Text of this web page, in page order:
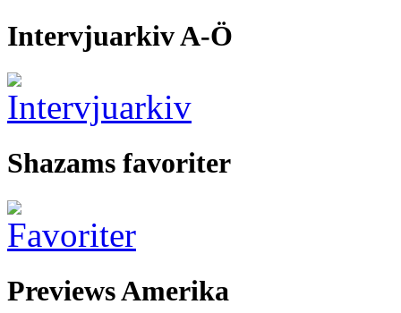
Intervjuarkiv A-Ö
Shazams favoriter
Previews Amerika